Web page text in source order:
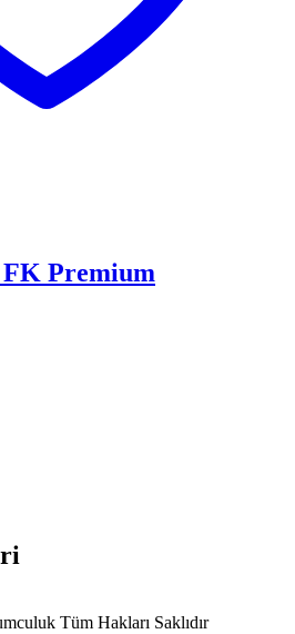
Premium
Tüm Hakları Saklıdır